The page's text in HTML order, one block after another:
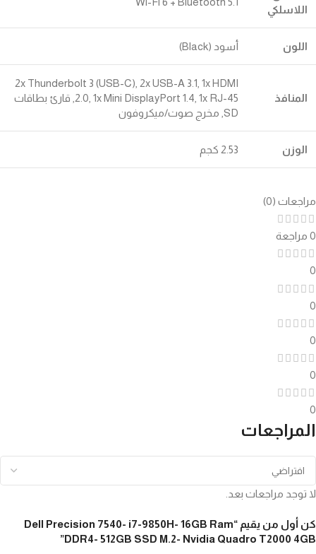
اللاسلكي
اللون أسود (Black)
المنافذ
2x Thunderbolt 3 (USB-C), 2x USB-A 3.1, 1x HDMI
2.0, 1x Mini DisplayPort 1.4, 1x RJ-45, قارئ بطاقات
SD, مخرج صوت/ميكروفون
الوزن 2.53 كجم
مراجعات (0)
0 مراجعة
0
0
0
0
0
المراجعات
لا توجد مراجعات بعد.
كن أول من يقيم “Dell Precision 7540- i7-9850H- 16GB Ram
DDR4- 512GB SSD M.2- Nvidia Quadro T2000 4GB”